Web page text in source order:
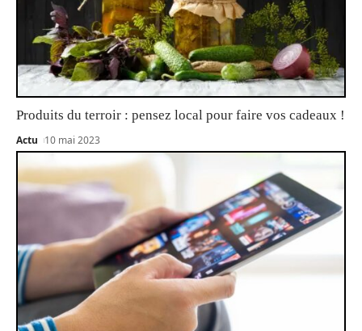
Produits du terroir : pensez local pour faire vos cadeaux !
Actu 10 mai 2023